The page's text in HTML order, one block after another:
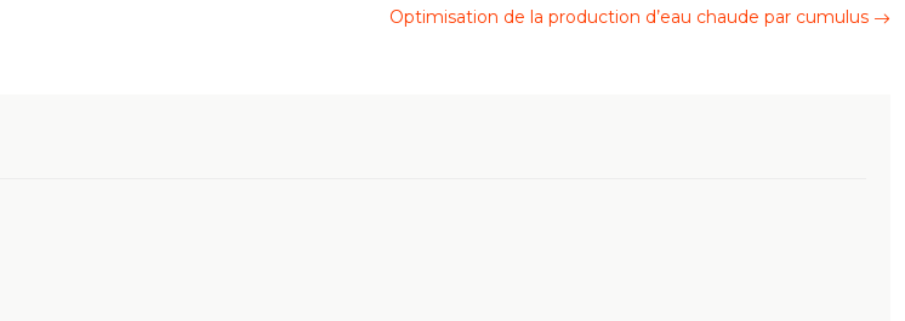
Optimisation de la production d’eau chaude par cumulus